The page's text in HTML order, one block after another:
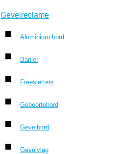
Gevelreclame
Aluminium bord
Banier
Freesletters
Geboortebord
Gevelbord
Gevelvlag